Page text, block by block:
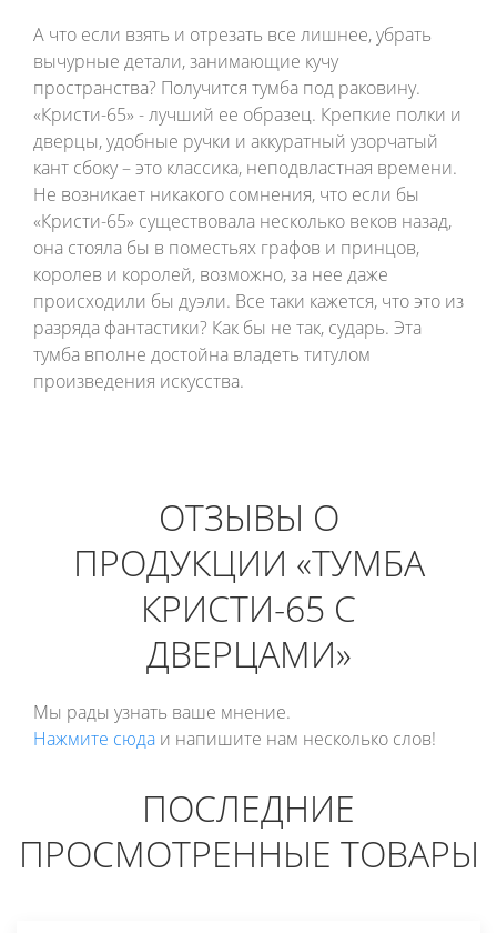
А что если взять и отрезать все лишнее, убрать
вычурные детали, занимающие кучу
пространства? Получится тумба под раковину.
«Кристи-65» - лучший ее образец. Крепкие полки и
дверцы, удобные ручки и аккуратный узорчатый
кант сбоку – это классика, неподвластная времени.
Не возникает никакого сомнения, что если бы
«Кристи-65» существовала несколько веков назад,
она стояла бы в поместьях графов и принцов,
королев и королей, возможно, за нее даже
происходили бы дуэли. Все таки кажется, что это из
разряда фантастики? Как бы не так, сударь. Эта
тумба вполне достойна владеть титулом
произведения искусства.
ОТЗЫВЫ О
ПРОДУКЦИИ «ТУМБА
КРИСТИ-65 С
ДВЕРЦАМИ»
Мы рады узнать ваше мнение.
Нажмите сюда и напишите нам несколько слов!
ПОСЛЕДНИЕ
ПРОСМОТРЕННЫЕ ТОВАРЫ